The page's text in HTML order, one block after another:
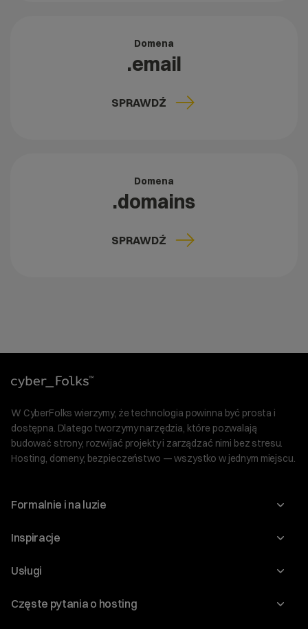
Domena
.email
SPRAWDŹ
Domena
.domains
SPRAWDŹ
W CyberFolks wierzymy, że technologia powinna być prosta i
dostępna. Dlatego tworzymy narzędzia, które pozwalają
budować strony, rozwijać projekty i zarządzać nimi bez stresu.
Hosting, domeny, bezpieczeństwo — wszystko w jednym miejscu.
Formalnie i na luzie
O nas
Program Korzyści dla Inwestorów
Regulaminy i specyfikacje
Inspiracje
Blog
WordPress
Usługi
Domeny
Częste pytania o hosting